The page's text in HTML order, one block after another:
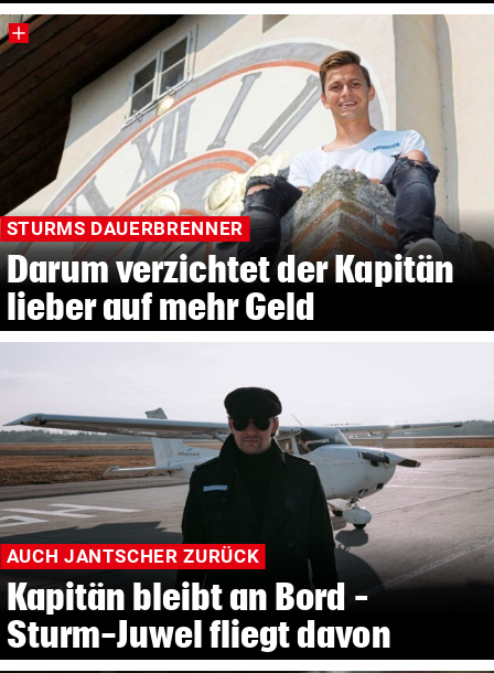
STURMS DAUERBRENNER
Darum verzichtet der Kapitän
lieber auf mehr Geld
AUCH JANTSCHER ZURÜCK
Kapitän bleibt an Bord –
Sturm-Juwel fliegt davon